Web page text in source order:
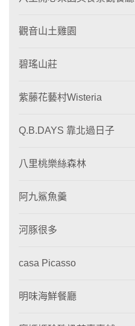
觀音山土雞園
碧瑤山莊
紫藤花藝村Wisteria
Q.B.DAYS 靠北過日子
八里桃樂絲森林
阿九鯊魚羹
河豚很多
casa Picasso
明味海鮮餐廳